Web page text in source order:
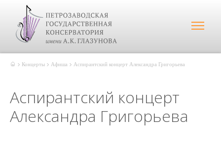
Концерты Афиша Аспирантский концерт Александра Григорьева
Аспирантский концерт
Александра Григорьева